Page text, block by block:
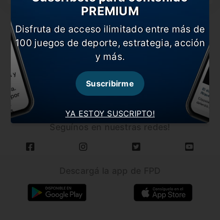
CARGAR MÁS NOTICIAS
Seguínos en nuestras redes!
YA ESTOY SUSCRIPTO!
PREMIUM
Disfruta de acceso ilimitado entre más de
100 juegos de deporte, estrategia, acción
y más.
Suscribirme